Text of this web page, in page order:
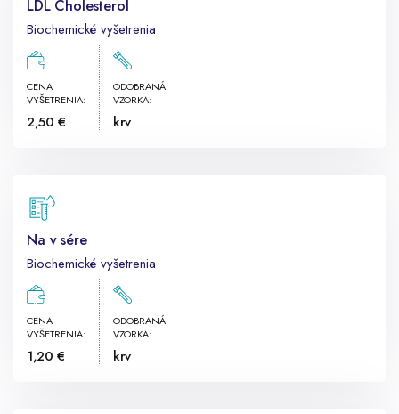
LDL Cholesterol
Biochemické vyšetrenia
CENA
VYŠETRENIA:
2,50 €
ODOBRANÁ
VZORKA:
krv
Na v sére
Biochemické vyšetrenia
CENA
VYŠETRENIA:
1,20 €
ODOBRANÁ
VZORKA:
krv